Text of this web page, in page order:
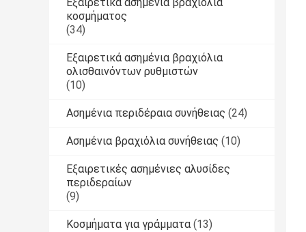
κοσμήματος
(34)
Εξαιρετικά ασημένια βραχιόλια
ολισθαινόντων ρυθμιστών
(10)
Ασημένια περιδέραια συνήθειας (24)
Ασημένια βραχιόλια συνήθειας (10)
Εξαιρετικές ασημένιες αλυσίδες
περιδεραίων
(9)
Κοσμήματα για γράμματα (13)